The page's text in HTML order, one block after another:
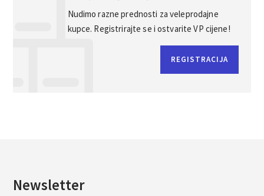
Nudimo razne prednosti za veleprodajne
kupce. Registrirajte se i ostvarite VP cijene!
REGISTRACIJA
Newsletter